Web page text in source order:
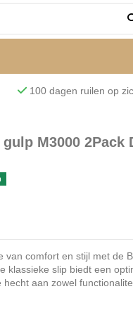
100 dagen
M3000 2Pack
van comfort en stijl met de
klassieke slip biedt een
aan zowel